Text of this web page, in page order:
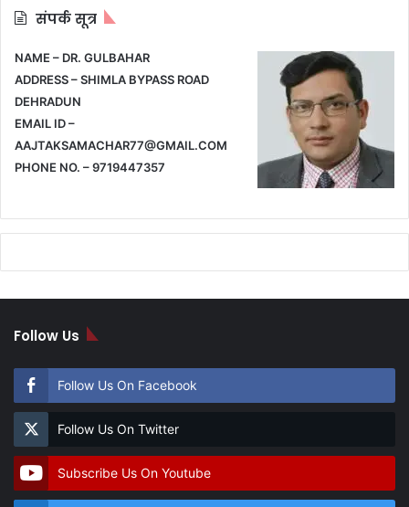
संपर्क सूत्र
NAME – DR. GULBAHAR
ADDRESS – SHIMLA BYPASS ROAD
DEHRADUN
EMAIL ID –
AAJTAKSAMACHAR77@GMAIL.COM
PHONE NO. – 9719447357
Follow Us
Follow Us On Facebook
Follow Us On Twitter
Subscribe Us On Youtube